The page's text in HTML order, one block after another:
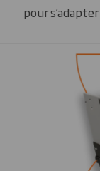
pour